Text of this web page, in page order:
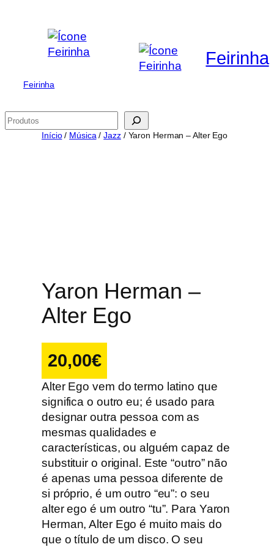
conteúdo
Feirinha
Feirinha
Pesquisar
Início/ Música /Jazz/ Yaron Herman – Alter Ego
Yaron Herman –
Alter Ego
20,00€
Alter Ego vem do termo latino que
significa o outro eu; é usado para
designar outra pessoa com as
mesmas qualidades e
características, ou alguém capaz de
substituir o original. Este “outro” não
é apenas uma pessoa diferente de
si próprio, é um outro “eu”: o seu
alter ego é um outro “tu”. Para Yaron
Herman, Alter Ego é muito mais do
que o título de um disco. O seu